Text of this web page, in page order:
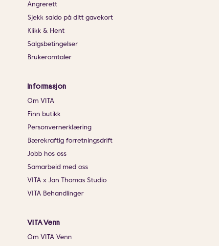
Angrerett
Sjekk saldo på ditt gavekort
Klikk & Hent
Salgsbetingelser
Brukeromtaler
Informasjon
Om VITA
Finn butikk
Personvernerklæring
Bærekraftig forretningsdrift
Jobb hos oss
Samarbeid med oss
VITA x Jan Thomas Studio
VITA Behandlinger
VITA Venn
Om VITA Venn